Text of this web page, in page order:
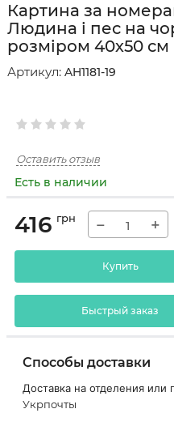
Картина за
Людина і пес на
розміром 40х50 см
Артикул: AH1181-19
Оставить отзыв
Есть в наличии
416 грн − +
Купить
Быстрый заказ
Способы доставки
Доставка на отделения
Укрпочты